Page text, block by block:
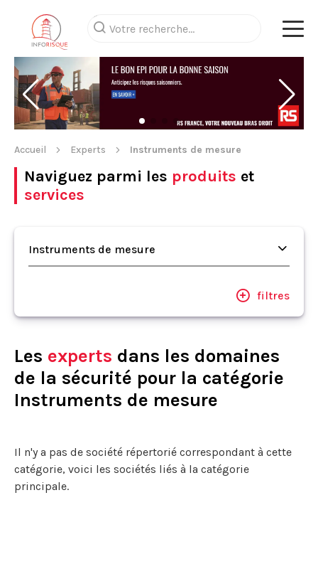
Accueil Experts Instruments de mesure
Naviguez parmi les produits et
services
Instruments de mesure
filtres
Les experts dans les domaines
de la sécurité pour la catégorie
Instruments de mesure
Il n'y a pas de société répertorié correspondant à cette
catégorie, voici les sociétés liés à la catégorie
principale.